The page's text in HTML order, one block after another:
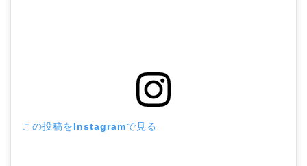
この投稿をInstagramで見る